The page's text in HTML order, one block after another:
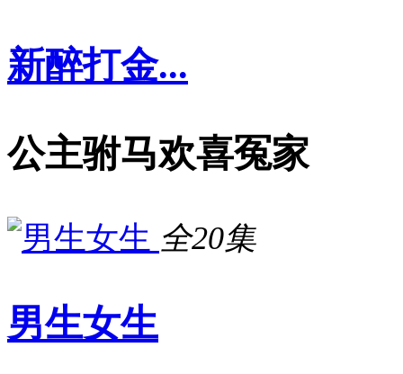
新醉打金...
公主驸马欢喜冤家
全20集
男生女生